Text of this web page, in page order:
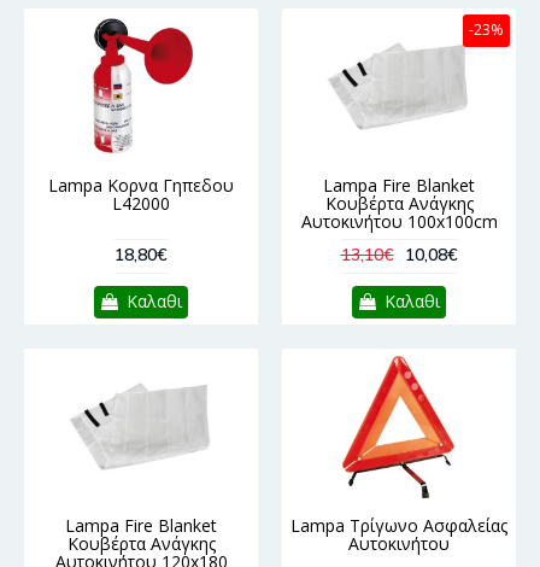
Lampa Κορνα Γηπεδου
L42000
18,80€
Καλαθι
-23%
Lampa Fire Blanket
Κουβέρτα Ανάγκης
Αυτοκινήτου 100x100cm
13,10€ 10,08€
Καλαθι
Lampa Fire Blanket
Κουβέρτα Ανάγκης
Αυτοκινήτου 120x180
Lampa Τρίγωνο Ασφαλείας
Αυτοκινήτου